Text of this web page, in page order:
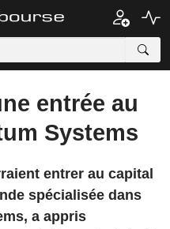
entrée au
Systems
entrer au capital
spécialisée dans
a appris